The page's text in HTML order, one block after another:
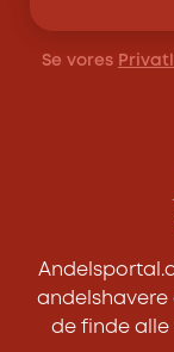
Se vores
andelshavere
de finde alle